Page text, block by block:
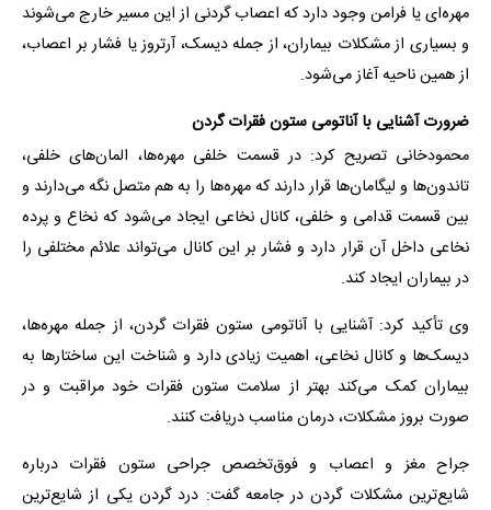
مهره‌ای یا فرامن وجود دارد که اعصاب گردنی از این مسیر خارج می‌شوند
و بسیاری از مشکلات بیماران، از جمله دیسک، آرتروز یا فشار بر اعصاب،
از همین ناحیه آغاز می‌شود.
ضرورت آشنایی با آناتومی ستون فقرات گردن
محمودخانی تصریح کرد: در قسمت خلفی مهره‌ها، المان‌های خلفی،
تاندون‌ها و لیگامان‌ها قرار دارند که مهره‌ها را به هم متصل نگه می‌دارند و
بین قسمت قدامی و خلفی، کانال نخاعی ایجاد می‌شود که نخاع و پرده
نخاعی داخل آن قرار دارد و فشار بر این کانال می‌تواند علائم مختلفی را
در بیماران ایجاد کند.
وی تأکید کرد: آشنایی با آناتومی ستون فقرات گردن، از جمله مهره‌ها،
دیسک‌ها و کانال نخاعی، اهمیت زیادی دارد و شناخت این ساختارها به
بیماران کمک می‌کند بهتر از سلامت ستون فقرات خود مراقبت و در
صورت بروز مشکلات، درمان مناسب دریافت کنند.
جراح مغز و اعصاب و فوق‌تخصص جراحی ستون فقرات درباره
شایع‌ترین مشکلات گردن در جامعه گفت: درد گردن یکی از شایع‌ترین